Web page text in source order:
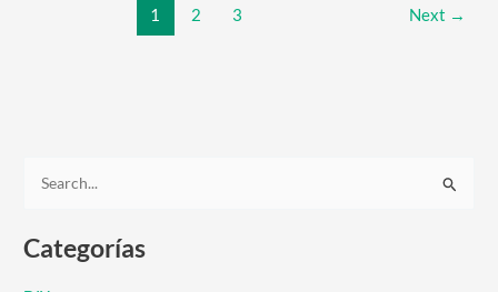
1 2 3 Next →
s
Categorías